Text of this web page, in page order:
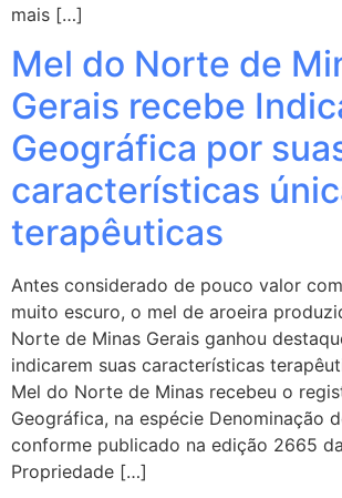
mais […]
Mel do Norte de
Gerais recebe
Geográfica por
características
terapêuticas
Antes considerado de pouco valor
muito escuro, o mel de aroeira
Norte de Minas Gerais ganhou
indicarem suas características
Mel do Norte de Minas recebeu o
Geográfica, na espécie Denominação
conforme publicado na edição 2665
Propriedade […]